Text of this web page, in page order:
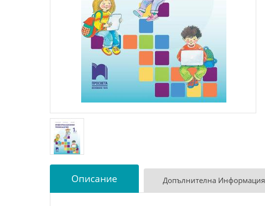
Описание Допълнителна Информация